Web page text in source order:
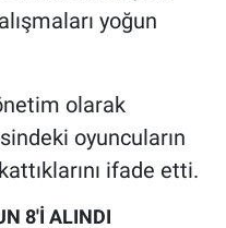
yoğun
olarak
oyuncuların
ifade etti.
8'İ ALINDI